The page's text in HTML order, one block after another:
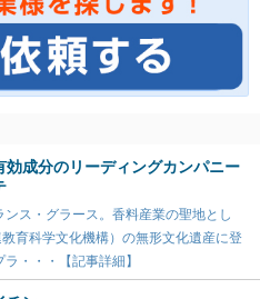
効成分のリーディングカンパニー
ス・グラース。香料産業の聖地とし
育科学文化機構）の無形文化遺産に登
・・・【記事詳細】